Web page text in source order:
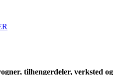
tilhengerdeler, verksted og